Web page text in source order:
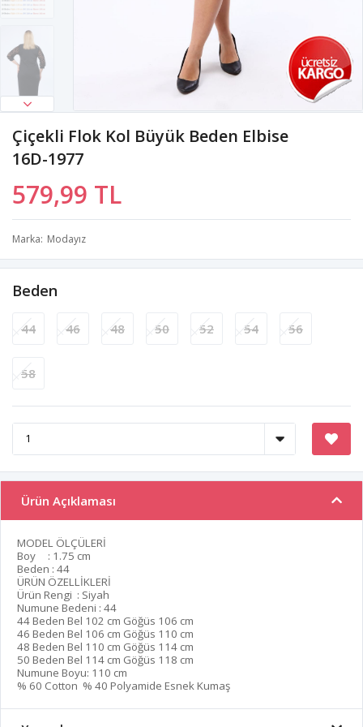
Çiçekli Flok Kol Büyük Beden Elbise
16D-1977
579,99 TL
Marka Modayız
Beden
44 46 48 50 52 54 56
58
Ürün Açıklaması
MODEL ÖLÇÜLERİ
Boy : 1.75 cm
Beden : 44
ÜRÜN ÖZELLİKLERİ
Ürün Rengi : Siyah
Numune Bedeni : 44
44 Beden Bel 102 cm Göğüs 106 cm
46 Beden Bel 106 cm Göğüs 110 cm
48 Beden Bel 110 cm Göğüs 114 cm
50 Beden Bel 114 cm Göğüs 118 cm
Numune Boyu: 110 cm
% 60 Cotton % 40 Polyamide Esnek Kumaş